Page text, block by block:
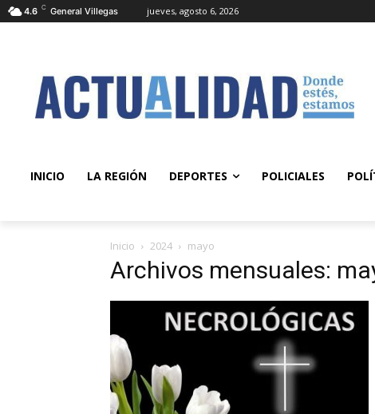
4.6 C General Villegas jueves, agosto 6, 2026
INICIO LA REGIÓN DEPORTES POLICIALES
Inicio 2024 mayo
Archivos mensuales: